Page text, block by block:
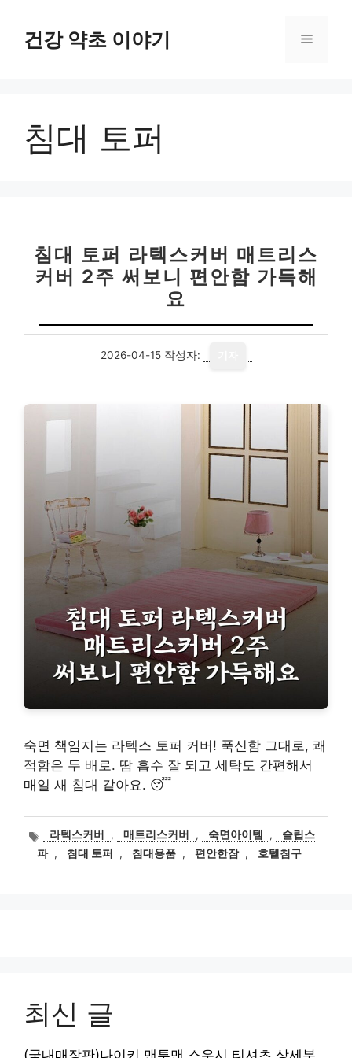
건강 약초 이야기 메
침대 토퍼
침대 토퍼 라텍스커버 매트리스
커버 2주 써보니 편안함 가득해
요
2026-04-15 작성자:
숙면 책임지는 라텍스 토퍼 커버! 푹신함 그대로, 쾌
적함은 두 배로. 땀 흡수 잘 되고 세탁도 간편해서
매일 새 침대 같아요. 😴
태
그
라텍스커버 , 매트리스커버 , 숙면아이템 ,
슬립스
파 , 침대 토퍼 , 침대용품 , 편안한잠 , 호텔침구
최신 글